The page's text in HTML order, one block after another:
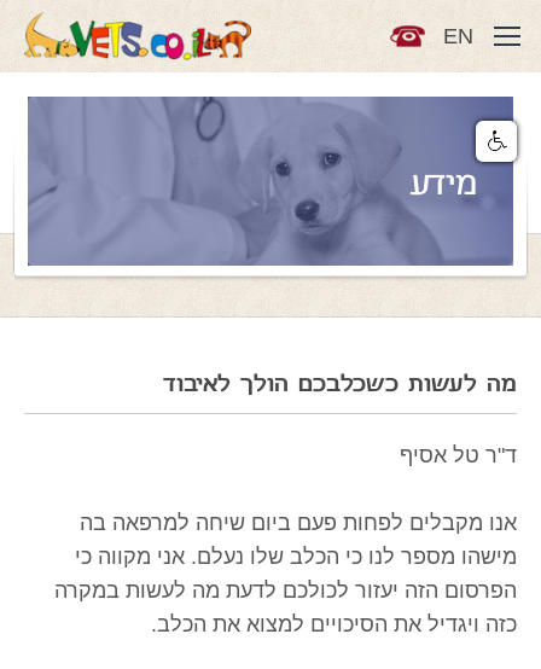
EN
מידע
מה לעשות כשכלבכם הולך לאיבוד
ד"ר טל אסיף
אנו מקבלים לפחות פעם ביום שיחה למרפאה בה
מישהו מספר לנו כי הכלב שלו נעלם. אני מקווה כי
הפרסום הזה יעזור לכולכם לדעת מה לעשות במקרה
כזה ויגדיל את הסיכויים למצוא את הכלב.